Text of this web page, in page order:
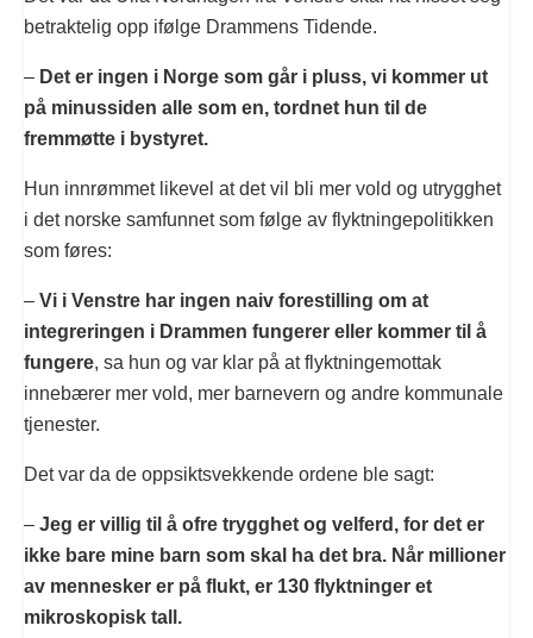
betraktelig opp ifølge Drammens Tidende.
– Det er ingen i Norge som går i pluss, vi kommer ut
på minussiden alle som en, tordnet hun til de
fremmøtte i bystyret.
Hun innrømmet likevel at det vil bli mer vold og utrygghet
i det norske samfunnet som følge av flyktningepolitikken
som føres:
– Vi i Venstre har ingen naiv forestilling om at
integreringen i Drammen fungerer eller kommer til å
fungere, sa hun og var klar på at flyktningemottak
innebærer mer vold, mer barnevern og andre kommunale
tjenester.
Det var da de oppsiktsvekkende ordene ble sagt:
– Jeg er villig til å ofre trygghet og velferd, for det er
ikke bare mine barn som skal ha det bra. Når millioner
av mennesker er på flukt, er 130 flyktninger et
mikroskopisk tall.